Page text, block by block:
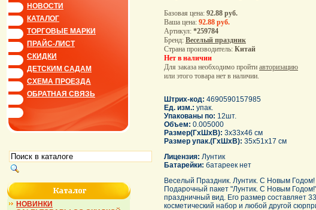
НОВОСТИ
КАТАЛОГ
ТОРГОВЫЕ МАРКИ
ПРАЙС-ЛИСТ
СКИДКИ
ДЕТСКИМ САДАМ
СХЕМА ПРОЕЗДА
ОБРАТНАЯ СВЯЗЬ
НОВИНКИ
Базовая цена: 92.88 руб.
Ваша цена: 92.88 руб.
Артикул: *259784
Бренд: Веселый праздник
Страна производитель: Китай
Нет в наличии
Для заказа необходимо пройти авторизацию
или этого товара нет в наличии.
Штрих-код: 4690590157985
Ед. изм.: упак.
Упакованы по: 12шт.
Объем: 0.005000
Размер(ГхШхВ): 3x33x46 см
Размер упак.(ГхШхВ): 35x51x17 см
Лицензия: Лунтик
Батарейки: батареек нет
Веселый Праздник. Лунтик. С Новым Годом!
Подарочный пакет "Лунтик. С Новым
праздничный вид. Его размер составляет
косметический набор и любой другой